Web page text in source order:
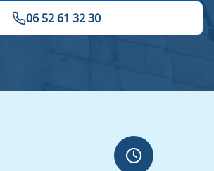
06 52 61 32 30